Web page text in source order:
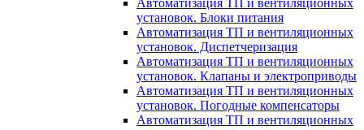
Автоматизация ТП и вентиляционных
установок. Блоки питания
Автоматизация ТП и вентиляционных
установок. Диспетчеризация
Автоматизация ТП и вентиляционных
установок. Клапаны и электроприводы
Автоматизация ТП и вентиляционных
установок. Погодные компенсаторы
Автоматизация ТП и вентиляционных